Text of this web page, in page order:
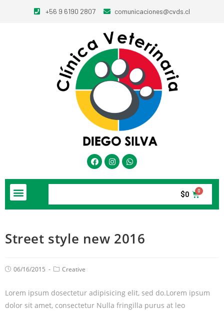
+56 9 6190 2807 comunicaciones@cvds.cl
$0
Street style new 2016
06/16/2015 Creative
Lorem ipsum dosectetur adipisicing elit, sed do.Lorem ipsum
dolor sit amet, consectetur Nulla fringilla purus at leo